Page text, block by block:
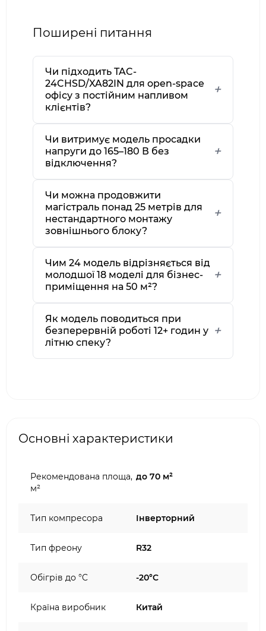
Поширені питання
Чи підходить TAC-
24CHSD/XA82IN для open-space
офісу з постійним напливом
клієнтів?
Чи витримує модель просадки
напруги до 165–180 В без
відключення?
Чи можна продовжити
магістраль понад 25 метрів для
нестандартного монтажу
зовнішнього блоку?
Чим 24 модель відрізняється від
молодшої 18 моделі для бізнес-
приміщення на 50 м²?
Як модель поводиться при
безперервній роботі 12+ годин у
літню спеку?
Основні характеристики
Рекомендована площа,
м²
до 70 м²
Тип компресора Інверторний
Тип фреону R32
Обігрів до °C -20°C
Країна виробник Китай